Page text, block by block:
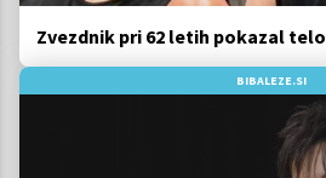
Zvezdnik pri 62 letih pokazal
BIBALEZE.SI